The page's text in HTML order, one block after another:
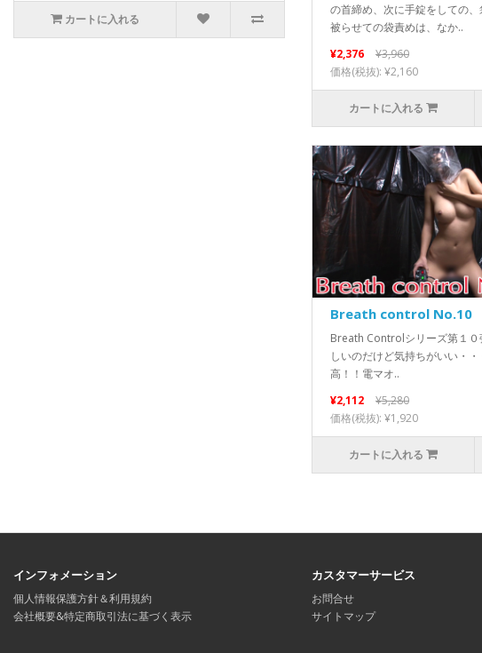
カートに入れる
の首締め、次に手錠をしての
被らせての袋責めは、なか..
¥2,376
¥3,960
価格(税抜): ¥2,160
カートに入れる
Breath control No.10
Breath Controlシリーズ第１
しいのだけど気持ちがいい・
高！！電マオ..
¥2,112
¥5,280
価格(税抜): ¥1,920
カートに入れる
インフォメーション
個人情報保護方針＆利用規約
会社概要&特定商取引法に基づく表示
カスタマーサービス
お問合せ
サイトマップ